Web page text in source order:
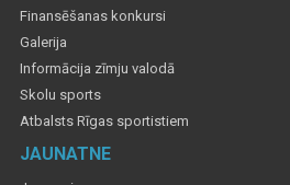
Finansēšanas konkursi
Galerija
Informācija zīmju valodā
Skolu sports
Atbalsts Rīgas sportistiem
JAUNATNE